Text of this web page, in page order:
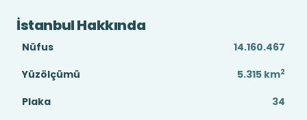
İstanbul Hakkında
Nüfus
14.160.467
Yüzölçümü
5.315 km2
Plaka
34